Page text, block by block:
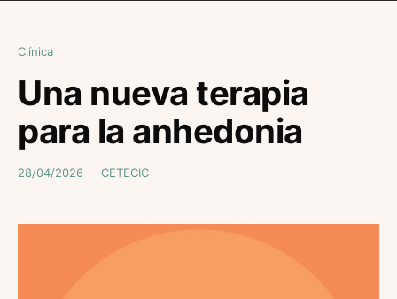
Clínica
Una nueva terapia
para la anhedonia
28/04/2026 CETECIC